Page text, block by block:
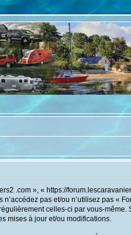
.com », « https://
pas et/ou n’utilisez pas «
celles-ci par vous-
mises à jour et/ou modifications.